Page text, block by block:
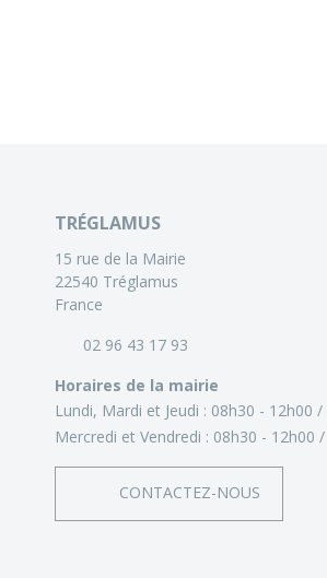
TRÉGLAMUS
15 rue de la Mairie
22540 Tréglamus
France
02 96 43 17 93
Horaires de la mairie
Lundi, Mardi et Jeudi : 08h30 - 12h00
Mercredi et Vendredi : 08h30 - 12h00
CONTACTEZ-NOUS